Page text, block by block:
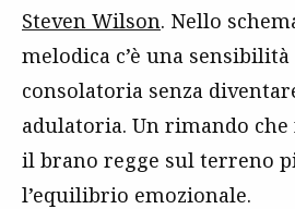
Steven Wilson. Nello
melodica c’è una sensibilità
consolatoria senza
adulatoria. Un rimando
il brano regge sul terreno
l’equilibrio emozionale.